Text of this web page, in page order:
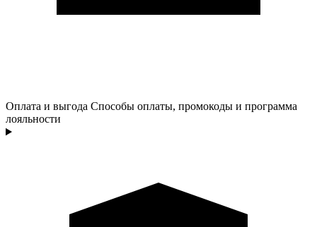
Оплата и выгода Способы оплаты, промокоды и программа
лояльности